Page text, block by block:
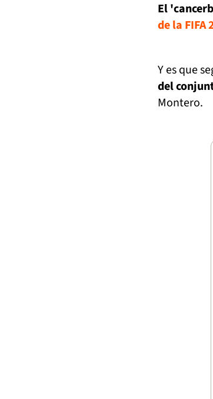
El
de la FIFA
Y es que
del
Montero.